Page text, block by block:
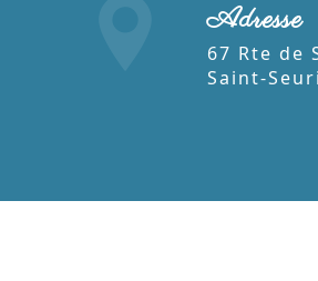
Adresse
67 Rte de Saint-Malo, 33390
Saint-